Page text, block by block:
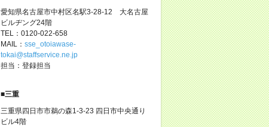
愛知県名古屋市中村区名駅3-28-12 大名古屋
ビルヂング24階
TEL：0120-022-658
MAIL： sse_otoiawase-
tokai@staffservice.ne.jp
担当：登録担当
■三重
三重県四日市市鵜の森1-3-23 四日市中央通り
ビル4階